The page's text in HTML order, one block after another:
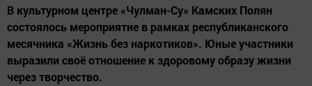
В культурном центре «Чулман-Су» Камских Полян
состоялось мероприятие в рамках республиканского
месячника «Жизнь без наркотиков». Юные участники
выразили своё отношение к здоровому образу жизни
через творчество.